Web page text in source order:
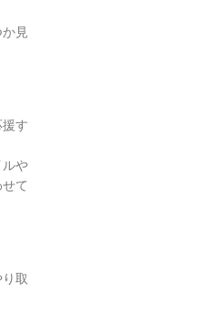
見
す
や
て
取